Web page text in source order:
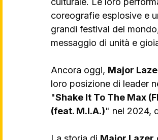
coreografie esplosive e
grandi festival del
messaggio di unità e
Ancora oggi, Major
loro posizione di leader
"Shake It To The Max
(feat. M.I.A.)" nel 2024,